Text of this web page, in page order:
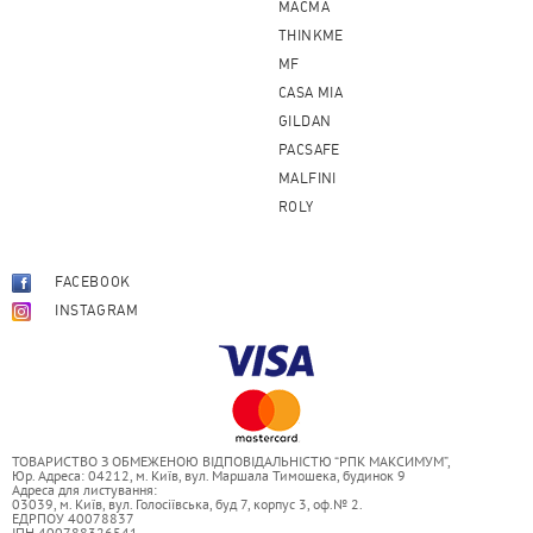
После печати ткань с изображением могут давать
незначительную усадку – зависит от типа ткани.
MACMA
THINKME
MF
CASA MIA
GILDAN
PACSAFE
MALFINI
ROLY
FACEBOOK
INSTAGRAM
ТОВАРИСТВО З ОБМЕЖЕНОЮ ВІДПОВІДАЛЬНІСТЮ “РПК МАКСИМУМ”,
Юр. Адреса: 04212, м. Київ, вул. Маршала Тимошека, будинок 9
Адреса для листування:
03039, м. Київ, вул. Голосіївська, буд 7, корпус 3, оф.№ 2.
ЕДРПОУ 40078837